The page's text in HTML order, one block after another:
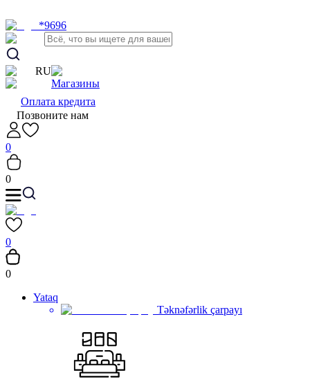
*9696
RU
Магазины
Оплата кредита
Позвоните нам
0
0
0
0
Yataq
Təknəfərlik çarpayı